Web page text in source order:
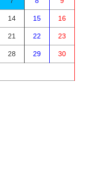
14 15 16
21 22 23
28 29 30